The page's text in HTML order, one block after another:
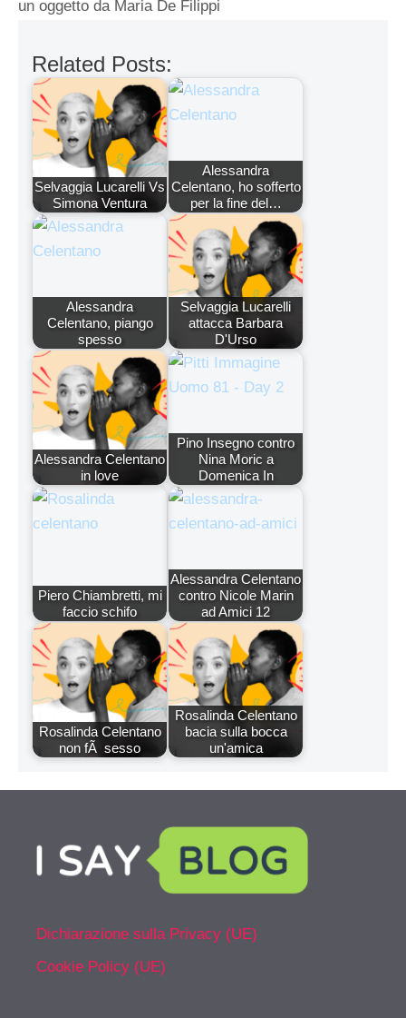
un oggetto da Maria De Filippi
Related Posts:
Selvaggia Lucarelli Vs
Simona Ventura
Alessandra
Celentano, ho sofferto
per la fine del…
Alessandra
Celentano, piango
spesso
Selvaggia Lucarelli
attacca Barbara
D'Urso
Alessandra Celentano
in love
Pino Insegno contro
Nina Moric a
Domenica In
Piero Chiambretti, mi
faccio schifo
Alessandra Celentano
contro Nicole Marin
ad Amici 12
Rosalinda Celentano
non fÃ sesso
Rosalinda Celentano
bacia sulla bocca
un'amica
Dichiarazione sulla Privacy (UE)
Cookie Policy (UE)